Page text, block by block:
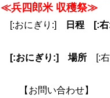
≪兵四郎米 収穫祭≫
[:おにぎり:]
日程 [:右
９：３
[:おにぎり:] 場所 [:
【お問い合わせ】